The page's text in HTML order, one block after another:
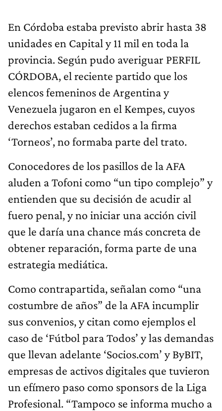
En Córdoba estaba previsto abrir hasta 38
unidades en Capital y 11 mil en toda la
provincia. Según pudo averiguar PERFIL
CÓRDOBA, el reciente partido que los
elencos femeninos de Argentina y
Venezuela jugaron en el Kempes, cuyos
derechos estaban cedidos a la firma
‘Torneos’, no formaba parte del trato.
Conocedores de los pasillos de la AFA
aluden a Tofoni como “un tipo complejo” y
entienden que su decisión de acudir al
fuero penal, y no iniciar una acción civil
que le daría una chance más concreta de
obtener reparación, forma parte de una
estrategia mediática.
Como contrapartida, señalan como “una
costumbre de años” de la AFA incumplir
sus convenios, y citan como ejemplos el
caso de ‘Fútbol para Todos’ y las demandas
que llevan adelante ‘Socios.com’ y ByBIT,
empresas de activos digitales que tuvieron
un efímero paso como sponsors de la Liga
Profesional. “Tampoco se informa mucho a